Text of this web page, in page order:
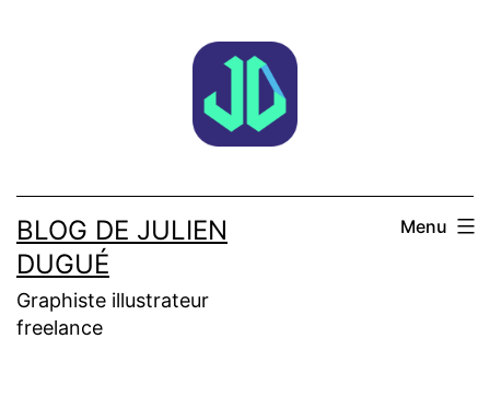
BLOG DE JULIEN
DUGUÉ
Graphiste illustrateur
freelance
Menu